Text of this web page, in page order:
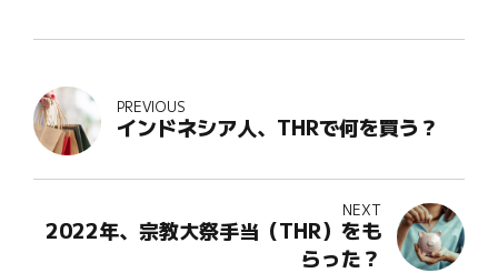
PREVIOUS
インドネシア人、THRで何を買う？
NEXT
2022年、宗教大祭手当（THR）をも
らった？